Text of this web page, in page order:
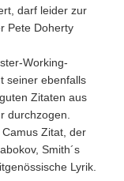
darf leider zur
Pete Doherty
Working-
seiner ebenfalls
Zitaten aus
durchzogen.
Zitat, der
Smith´s
Lyrik.